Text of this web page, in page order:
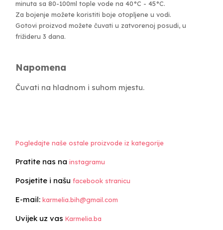
minuta sa 80-100ml tople vode na 40°C - 45°C.
Za bojenje možete koristiti boje otopljene u vodi.
Gotovi proizvod možete čuvati u zatvorenoj posudi, u
frižideru 3 dana.
Napomena
Čuvati na hladnom i suhom mjestu.
Pogledajte naše ostale proizvode iz kategorije
Pratite nas na instagramu
Posjetite i našu facebook stranicu
E-mail: karmelia.bih@gmail.com
Uvijek uz vas Karmelia.ba